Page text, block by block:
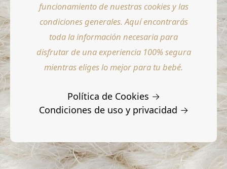
funcionamiento de nuestras cookies y las
condiciones generales. Aquí encontrarás
toda la información necesaria para
disfrutar de una experiencia 100% segura
mientras eliges lo mejor para tu bebé.
Política de Cookies →
Condiciones de uso y privacidad →